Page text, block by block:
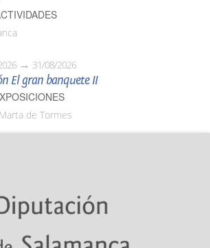
31/08/2026
El gran banquete II
de Tormes